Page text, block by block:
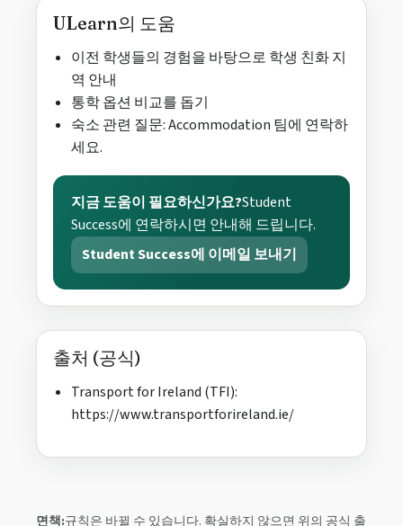
ULearn의 도움
이전 학생들의 경험을 바탕으로 학생 친화 지
역 안내
통학 옵션 비교를 돕기
숙소 관련 질문: Accommodation 팀에 연락하
세요.
지금 도움이 필요하신가요?Student
Success에 연락하시면 안내해 드립니다.
Student Success에 이메일 보내기
출처 (공식)
Transport for Ireland (TFI):
https://www.transportforireland.ie/
면책:규칙은 바뀔 수 있습니다. 확실하지 않으면 위의 공식 출